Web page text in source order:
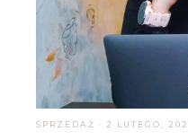
SPRZEDAŻ · 2 LUTEGO,